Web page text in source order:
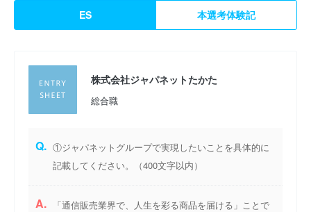
ES 本選考体験記
株式会社ジャパネットたかた
総合職
Q. ①ジャパネットグループで実現したいことを具体的に
記載してください。（400文字以内）
A.
「通信販売業界で、人生を彩る商品を届ける」ことで